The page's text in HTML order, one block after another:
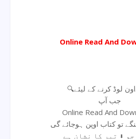
Online Read And
لوڈ کرنے کے لیئے
جب آپ
Online Read And